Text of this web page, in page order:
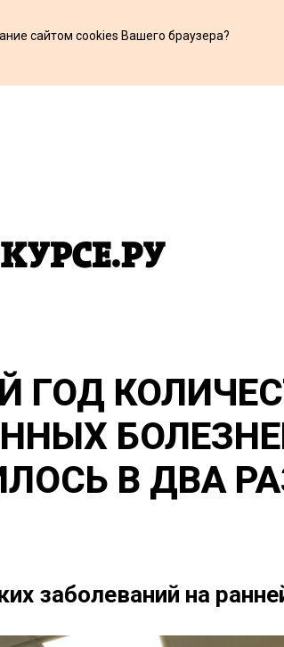
сайтом cookies Вашего браузера?
В ДВА
заболеваний на